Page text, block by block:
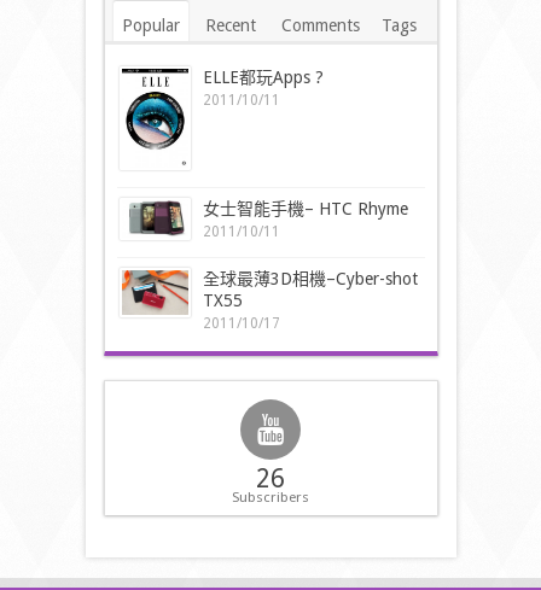
Popular Recent Comments Tags
ELLE都玩Apps ?
2011/10/11
女士智能手機– HTC Rhyme
2011/10/11
全球最薄3D相機–Cyber-shot
TX55
2011/10/17
26
Subscribers